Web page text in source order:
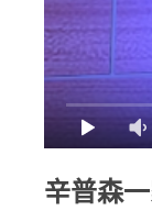
辛普森